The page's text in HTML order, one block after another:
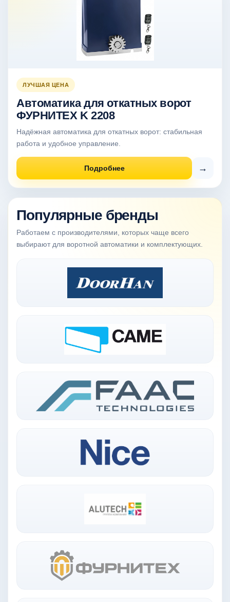
ЛУЧШАЯ ЦЕНА
Автоматика для откатных ворот
ФУРНИТЕХ K 2208
Надёжная автоматика для откатных ворот: стабильная
работа и удобное управление.
Подробнее →
Популярные бренды
Работаем с производителями, которых чаще всего
выбирают для воротной автоматики и комплектующих.